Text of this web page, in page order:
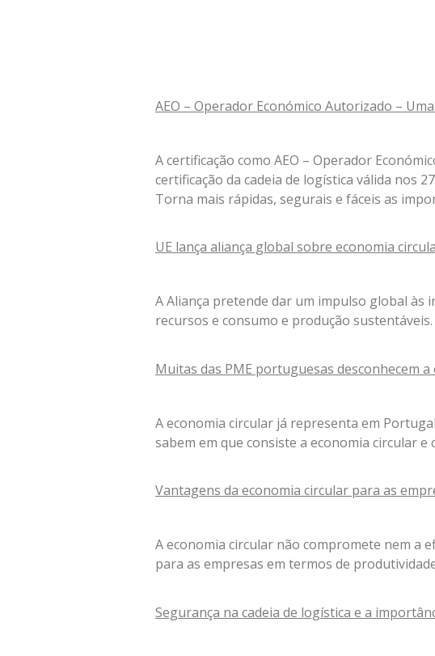
AEO – Operador Económico Autorizado –
A certificação como AEO – Operador
certificação da cadeia de logística válida nos
Torna mais rápidas, segurais e fáceis as
UE lança aliança global sobre economia
A Aliança pretende dar um impulso global às
recursos e consumo e produção sustentáveis.
Muitas das PME portuguesas desconhecem
A economia circular já representa em
sabem em que consiste a economia circular
Vantagens da economia circular para as
A economia circular não compromete nem a
para as empresas em termos de
Segurança na cadeia de logística e a